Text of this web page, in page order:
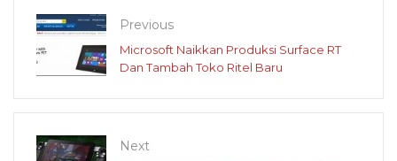
Previous
Microsoft Naikkan Produksi Surface RT
Dan Tambah Toko Ritel Baru
Next